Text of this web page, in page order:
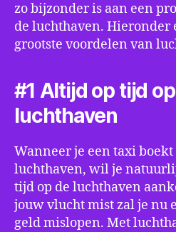
zo bijzonder is aan een
de luchthaven. Hieronder
grootste voordelen van
#1 Altijd op tijd
luchthaven
Wanneer je een taxi
luchthaven, wil je
tijd op de luchthaven
jouw vlucht mist zal je nu
geld mislopen. Met